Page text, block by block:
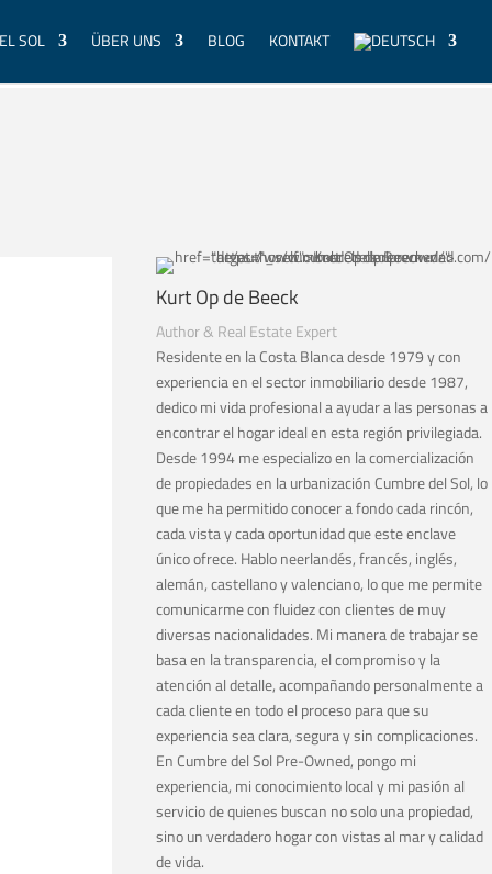
SOL ÜBER UNS BLOG KONTAKT
Kurt Op de Beeck
Author & Real Estate Expert
Residente en la Costa Blanca desde 1979 y con
experiencia en el sector inmobiliario desde 1987,
dedico mi vida profesional a ayudar a las personas a
encontrar el hogar ideal en esta región privilegiada.
Desde 1994 me especializo en la comercialización
de propiedades en la urbanización Cumbre del Sol, lo
que me ha permitido conocer a fondo cada rincón,
cada vista y cada oportunidad que este enclave
único ofrece. Hablo neerlandés, francés, inglés,
alemán, castellano y valenciano, lo que me permite
comunicarme con fluidez con clientes de muy
diversas nacionalidades. Mi manera de trabajar se
basa en la transparencia, el compromiso y la
atención al detalle, acompañando personalmente a
cada cliente en todo el proceso para que su
experiencia sea clara, segura y sin complicaciones.
En Cumbre del Sol Pre-Owned, pongo mi
experiencia, mi conocimiento local y mi pasión al
servicio de quienes buscan no solo una propiedad,
sino un verdadero hogar con vistas al mar y calidad
de vida.